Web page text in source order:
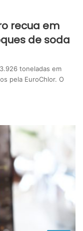
recua em
de soda
toneladas em
pela EuroChlor. O